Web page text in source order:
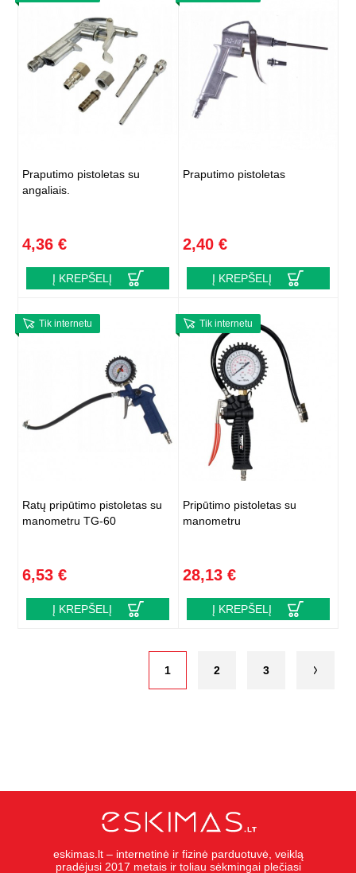
Praputimo pistoletas su
angaliais.
4,36 €
Į KREPŠELĮ
Praputimo pistoletas
2,40 €
Į KREPŠELĮ
Tik internetu
Ratų pripūtimo pistoletas su
manometru TG-60
6,53 €
Į KREPŠELĮ
Tik internetu
Pripūtimo pistoletas su
manometru
28,13 €
Į KREPŠELĮ
1 2 3
eskimas.lt – internetinė ir fizinė parduotuvė, veiklą
pradėjusi 2017 metais ir toliau sėkmingai plečiasi